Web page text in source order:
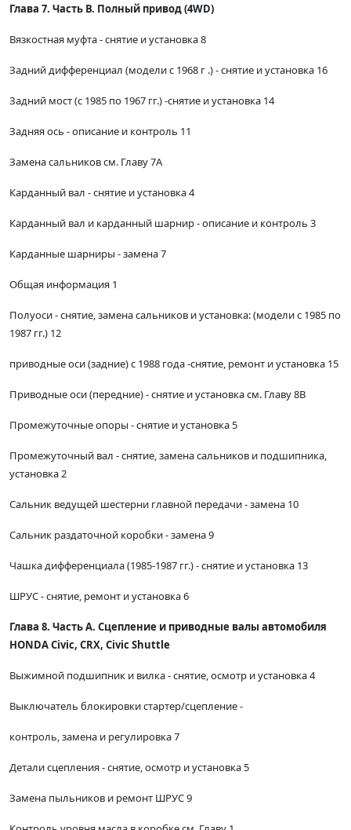
Глава 7. Часть В. Полный привод (4WD)
Вязкостная муфта - снятие и установка 8
Задний дифференциал (модели с 1968 г .) - снятие и установка 16
Задний мост (с 1985 по 1967 гг.) -снятие и установка 14
Задняя ось - описание и контроль 11
Замена сальников см. Главу 7А
Карданный вал - снятие и установка 4
Карданный вал и карданный шарнир - описание и контроль 3
Карданные шарниры - замена 7
Общая информация 1
Полуоси - снятие, замена сальников и установка: (модели с 1985 по
1987 гг.) 12
приводные оси (задние) с 1988 года -снятие, ремонт и установка 15
Приводные оси (передние) - снятие и установка см. Главу 8В
Промежуточные опоры - снятие и установка 5
Промежуточный вал - снятие, замена сальников и подшипника,
установка 2
Сальник ведущей шестерни главной передачи - замена 10
Сальник раздаточной коробки - замена 9
Чашка дифференциала (1985-1987 гг.) - снятие и установка 13
ШРУС - снятие, ремонт и установка 6
Глава 8. Часть А. Сцепление и приводные валы автомобиля
HONDA Civic, CRX, Civic Shuttle
Выжимной подшипник и вилка - снятие, осмотр и установка 4
Выключатель блокировки стартер/сцепление -
контроль, замена и регулировка 7
Детали сцепления - снятие, осмотр и установка 5
Замена пыльников и ремонт ШРУС 9